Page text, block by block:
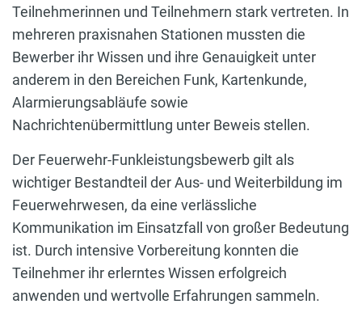
Teilnehmerinnen und Teilnehmern stark vertreten. In
mehreren praxisnahen Stationen mussten die
Bewerber ihr Wissen und ihre Genauigkeit unter
anderem in den Bereichen Funk, Kartenkunde,
Alarmierungsabläufe sowie
Nachrichtenübermittlung unter Beweis stellen.
Der Feuerwehr-Funkleistungsbewerb gilt als
wichtiger Bestandteil der Aus- und Weiterbildung im
Feuerwehrwesen, da eine verlässliche
Kommunikation im Einsatzfall von großer Bedeutung
ist. Durch intensive Vorbereitung konnten die
Teilnehmer ihr erlerntes Wissen erfolgreich
anwenden und wertvolle Erfahrungen sammeln.